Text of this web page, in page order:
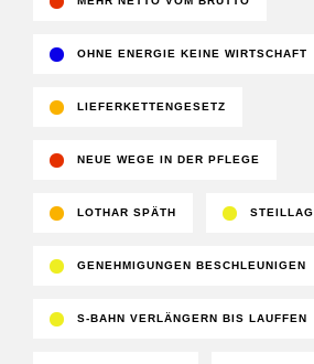
OHNE ENERGIE KEINE WIRTSCHAFT
LIEFERKETTENGESETZ
NEUE WEGE IN DER PFLEGE
LOTHAR SPÄTH
GENEHMIGUNGEN BESCHLEUNIGEN
S-BAHN VERLÄNGERN BIS LAUFFEN